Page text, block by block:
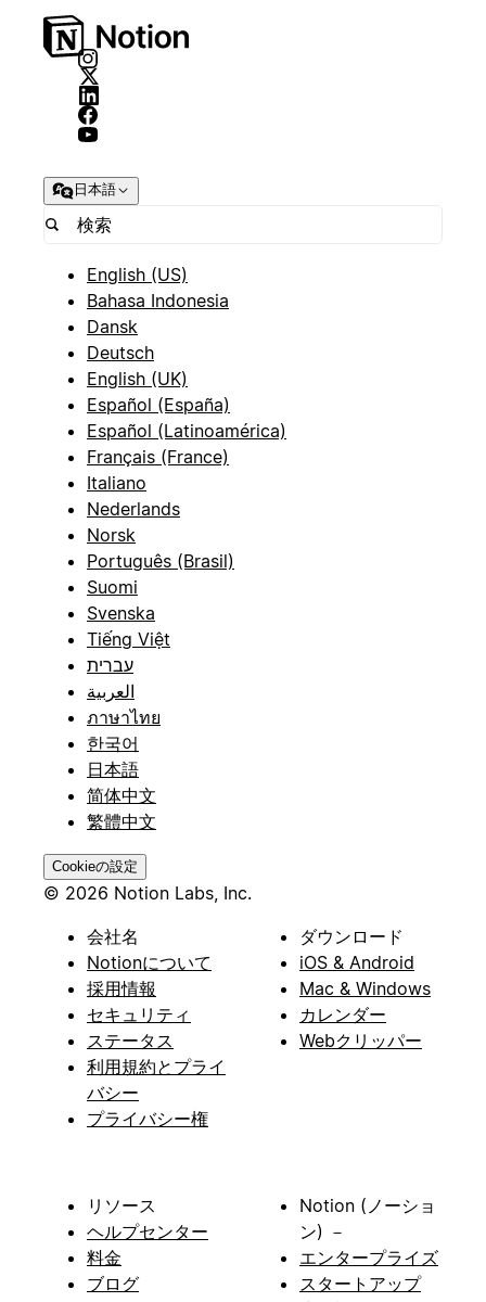
日本語
English (US)
Bahasa Indonesia
Dansk
Deutsch
English (UK)
Español (España)
Español (Latinoamérica)
Français (France)
Italiano
Nederlands
Norsk
Português (Brasil)
Suomi
Svenska
Tiếng Việt
עברית
العربية
ภาษาไทย
한국어
日本語
简体中文
繁體中文
Cookieの設定
© 2026 Notion Labs, Inc.
会社名
Notionについて
採用情報
セキュリティ
ステータス
利用規約とプライ
バシー
プライバシー権
ダウンロード
iOS & Android
Mac & Windows
カレンダー
Webクリッパー
リソース
ヘルプセンター
料金
ブログ
Notion (ノーショ
ン) －
エンタープライズ
スタートアップ